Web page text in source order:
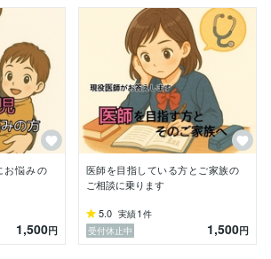
すること
ながること
すること
伝いができればと思っています。
さずにご相談いただけますので、安心
さい(^^)
お聞きできるのを、お待ちしておりま
お悩みの
1,500円
医師を目指している方とご家族の
ご相談に乗ります
5.0 実績1 件
受付休止中
1,500円